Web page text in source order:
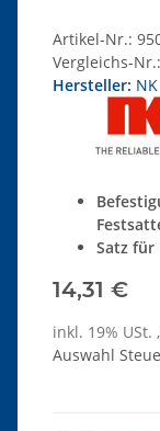
Artikel-Nr.:
Vergleichs-Nr.:
Hersteller: NK
Satz für
14,31 €
inkl. 19% USt.
Auswahl